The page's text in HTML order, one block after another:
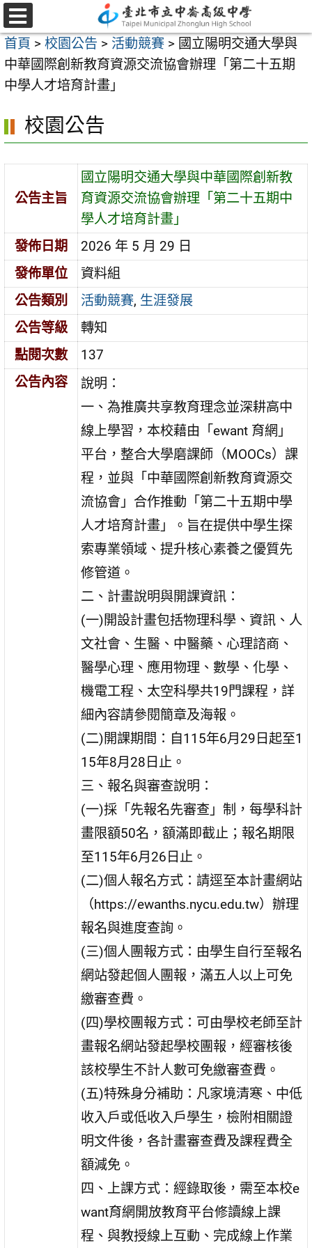
跳
至
主
要
內
區
選
單
首頁 > 校園公告 > 活動競賽 > 國立陽明交通大學與
中華國際創新教育資源交流協會辦理「第二十五期
中學人才培育計畫」
校園公告
公告主旨
國立陽明交通大學與中華國際創新教
育資源交流協會辦理「第二十五期中
學人才培育計畫」
發佈日期
2026 年 5 月 29 日
發佈單位
資料組
公告類別
活動競賽, 生涯發展
公告等級
轉知
點閱次數
137
公告內容
說明：
一、為推廣共享教育理念並深耕高中
線上學習，本校藉由「ewant 育網」
平台，整合大學磨課師（MOOCs）課
程，並與「中華國際創新教育資源交
流協會」合作推動「第二十五期中學
人才培育計畫」。旨在提供中學生探
索專業領域、提升核心素養之優質先
修管道。
二、計畫說明與開課資訊：
(一)開設計畫包括物理科學、資訊、人
文社會、生醫、中醫藥、心理諮商、
醫學心理、應用物理、數學、化學、
機電工程、太空科學共19門課程，詳
細內容請參閱簡章及海報。
(二)開課期間：自115年6月29日起至1
15年8月28日止。
三、報名與審查說明：
(一)採「先報名先審查」制，每學科計
畫限額50名，額滿即截止；報名期限
至115年6月26日止。
(二)個人報名方式：請逕至本計畫網站
（https://ewanths.nycu.edu.tw）辦理
報名與進度查詢。
(三)個人團報方式：由學生自行至報名
網站發起個人團報，滿五人以上可免
繳審查費。
(四)學校團報方式：可由學校老師至計
畫報名網站發起學校團報，經審核後
該校學生不計人數可免繳審查費。
(五)特殊身分補助：凡家境清寒、中低
收入戶或低收入戶學生，檢附相關證
明文件後，各計畫審查費及課程費全
額減免。
四、上課方式：經錄取後，需至本校e
want育網開放教育平台修讀線上課
程、與教授線上互動、完成線上作業